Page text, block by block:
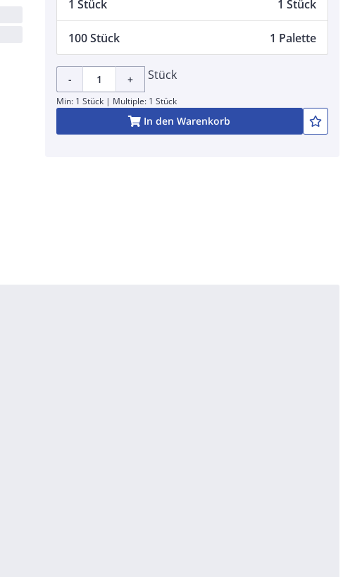
1 Stück 1 Stück
100 Stück 1 Palette
- + Stück
Min: 1 Stück | Multiple: 1 Stück
In den Warenkorb